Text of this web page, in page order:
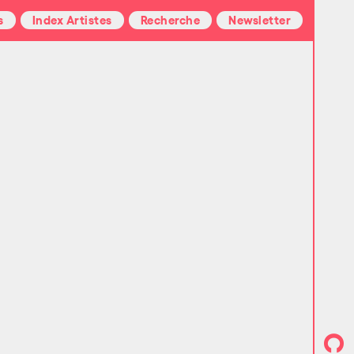
Index Artistes Recherche Newsletter